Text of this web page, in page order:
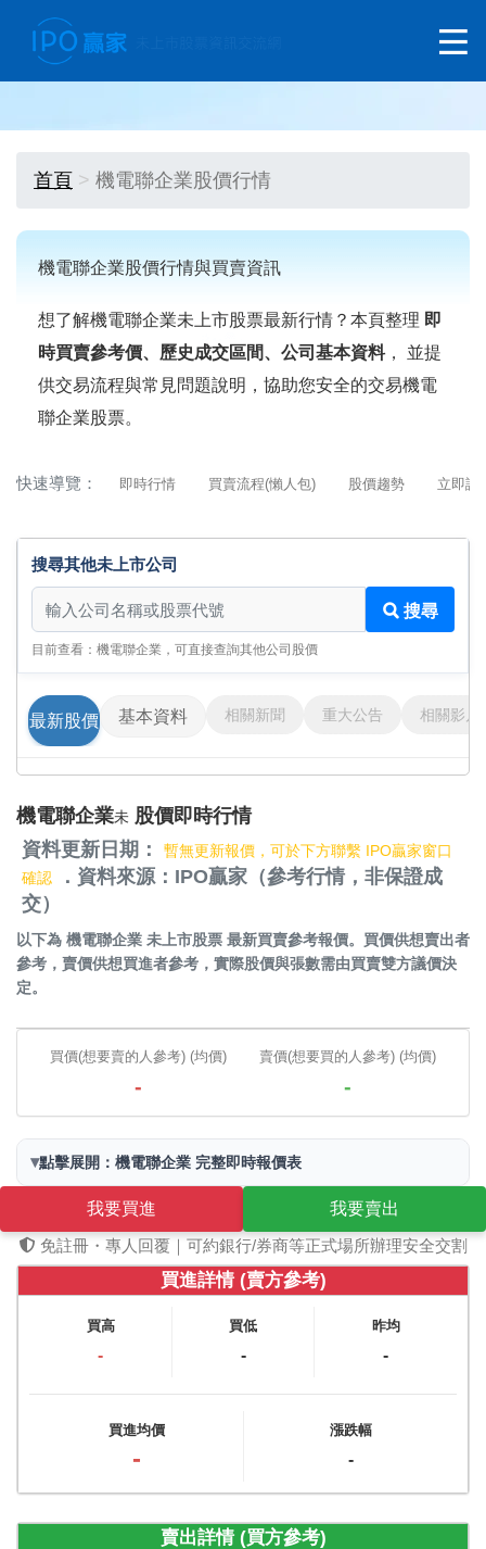
首頁 機電聯企業股價行情
機電聯企業股價行情與買賣資訊
想了解機電聯企業未上市股票最新行情？本頁整理 即
時買賣參考價、歷史成交區間、公司基本資料， 並提
供交易流程與常見問題說明，協助您安全的交易機電
聯企業股票。
快速導覽： 即時行情 買賣流程(懶人包) 股價趨勢 立即詢
搜尋其他未上市公司
搜尋其他未上市公司
搜尋
目前查看：機電聯企業，可直接查詢其他公司股價
最新股價 基本資料 相關新聞 重大公告 相關影片
機電聯企業未 股價即時行情
資料更新日期：
暫無更新報價，可於下方聯繫 IPO贏家窗口
確認
．資料來源：IPO贏家（參考行情，非保證成
交）
以下為 機電聯企業 未上市股票 最新買賣參考報價。買價供想賣出者
參考，賣價供想買進者參考，實際股價與張數需由買賣雙方議價決
定。
買價(想要賣的人參考) (均價)
-
賣價(想要買的人參考) (均價)
-
▾點擊展開：機電聯企業 完整即時報價表
我要買進
我要賣出
免註冊・專人回覆｜可約銀行/券商等正式場所辦理安全交割
買進詳情 (賣方參考)
買高
-
買低
-
昨均
-
買進均價
-
漲跌幅
-
賣出詳情 (買方參考)